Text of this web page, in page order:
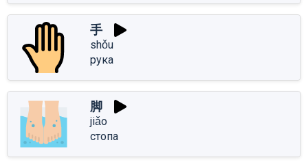
手
shǒu
рука
脚
jiǎo
стопа